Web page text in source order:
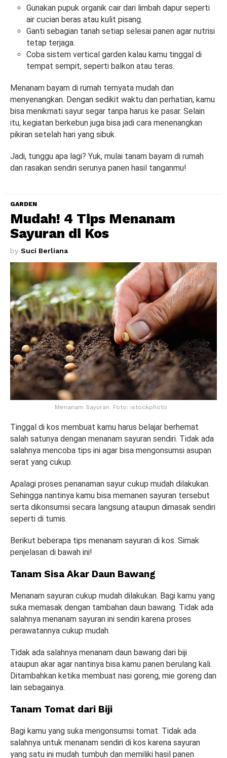
Gunakan pupuk organik cair dari limbah dapur seperti
air cucian beras atau kulit pisang.
Ganti sebagian tanah setiap selesai panen agar nutrisi
tetap terjaga.
Coba sistem vertical garden kalau kamu tinggal di
tempat sempit, seperti balkon atau teras.
Menanam bayam di rumah ternyata mudah dan
menyenangkan. Dengan sedikit waktu dan perhatian, kamu
bisa menikmati sayur segar tanpa harus ke pasar. Selain
itu, kegiatan berkebun juga bisa jadi cara menenangkan
pikiran setelah hari yang sibuk.
Jadi, tunggu apa lagi? Yuk, mulai tanam bayam di rumah
dan rasakan sendiri serunya panen hasil tanganmu!
GARDEN
Mudah! 4 Tips Menanam
Sayuran di Kos
by Suci Berliana
Menanam Sayuran. Foto: istockphoto
Tinggal di kos membuat kamu harus belajar berhemat
salah satunya dengan menanam sayuran sendiri. Tidak ada
salahnya mencoba tips ini agar bisa mengonsumsi asupan
serat yang cukup.
Apalagi proses penanaman sayur cukup mudah dilakukan.
Sehingga nantinya kamu bisa memanen sayuran tersebut
serta dikonsumsi secara langsung ataupun dimasak sendiri
seperti di tumis.
Berikut beberapa tips menanam sayuran di kos. Simak
penjelasan di bawah ini!
Tanam Sisa Akar Daun Bawang
Menanam sayuran cukup mudah dilakukan. Bagi kamu yang
suka memasak dengan tambahan daun bawang. Tidak ada
salahnya menanam sayuran ini sendiri karena proses
perawatannya cukup mudah.
Tidak ada salahnya menanam daun bawang dari biji
ataupun akar agar nantinya bisa kamu panen berulang kali.
Ditambahkan ketika membuat nasi goreng, mie goreng dan
lain sebagainya.
Tanam Tomat dari Biji
Bagi kamu yang suka mengonsumsi tomat. Tidak ada
salahnya untuk menanam sendiri di kos karena sayuran
yang satu ini mudah tumbuh dan memiliki hasil panen